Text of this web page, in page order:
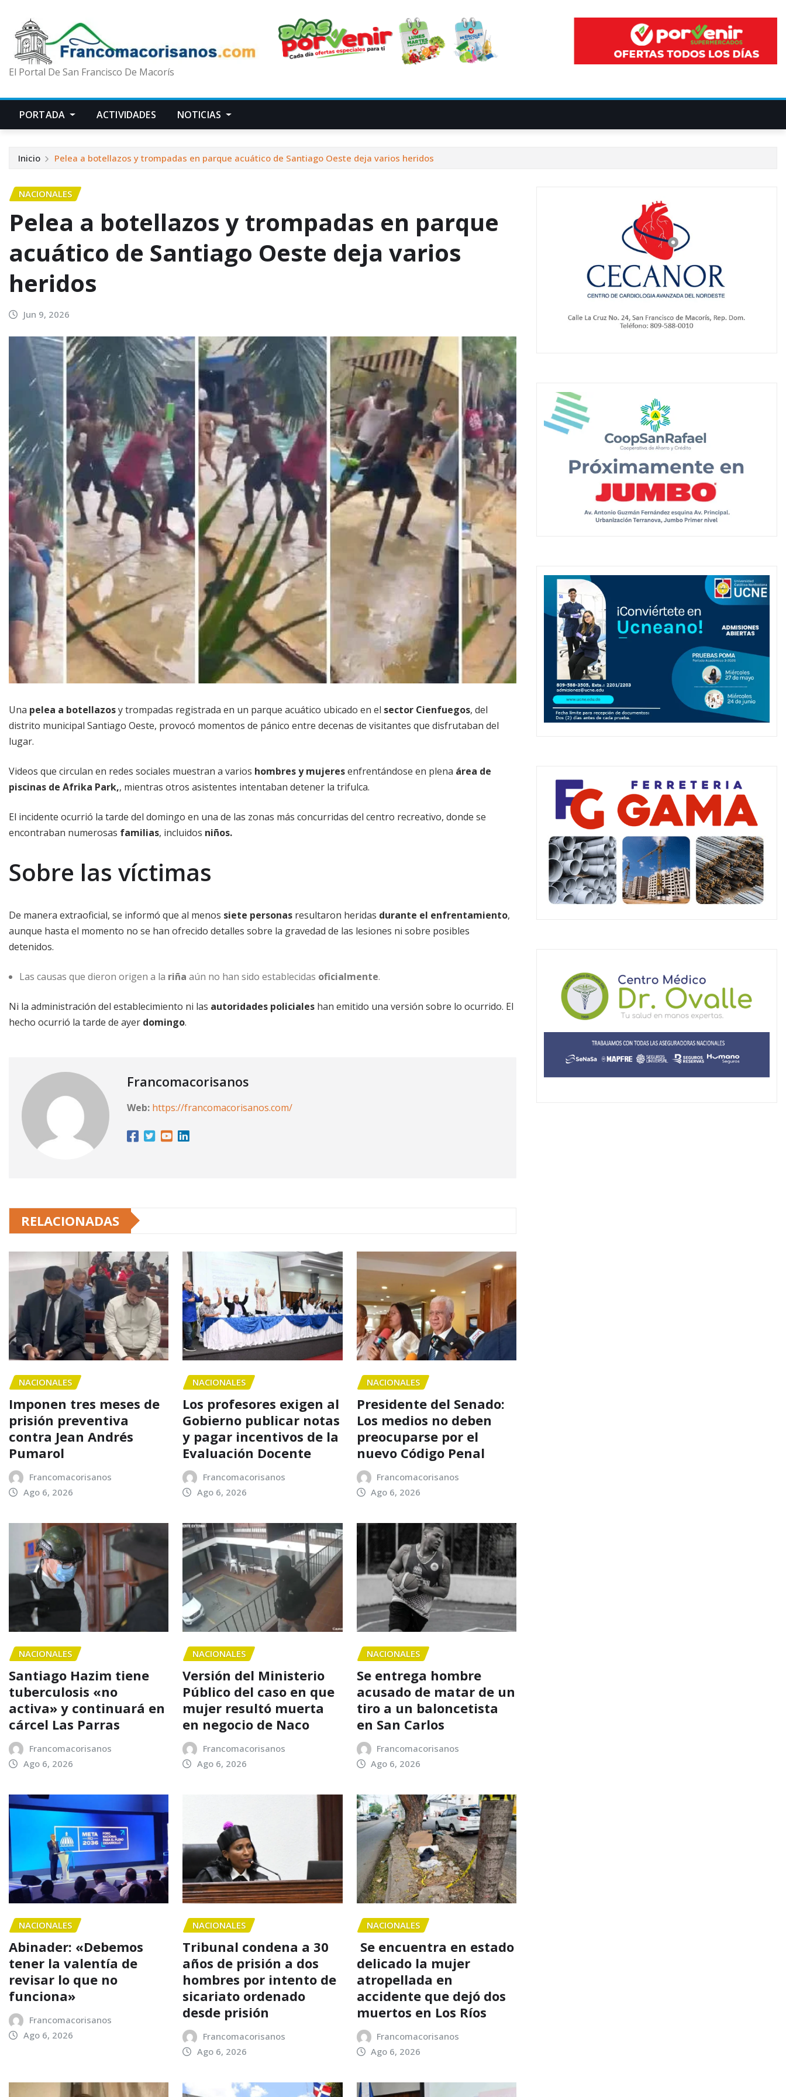
El Portal De San Francisco De Macorís
PORTADA ACTIVIDADES NOTICIAS
Inicio Pelea a botellazos y trompadas en parque acuático de Santiago Oeste deja varios heridos
NACIONALES
Pelea a botellazos y trompadas en parque
acuático de Santiago Oeste deja varios
heridos
Jun 9, 2026
Una pelea a botellazosy trompadas registrada en un parque acuático ubicado en el sector Cienfuegos, del
distrito municipal Santiago Oeste, provocó momentos de pánico entre decenas de visitantes que disfrutaban del
lugar.
Videos que circulan en redes sociales muestran a varios hombres y mujeresenfrentándose en plena área de
piscinas de Afrika Park,, mientras otros asistentes intentaban detener la trifulca.
El incidente ocurrió la tarde del domingo en una de las zonas más concurridas del centro recreativo, donde se
encontraban numerosas familias, incluidos niños.
Sobre las víctimas
De manera extraoficial, se informó que al menos siete personas resultaron heridas durante el enfrentamiento,
aunque hasta el momento no se han ofrecido detalles sobre la gravedad de las lesiones ni sobre posibles
detenidos.
Las causas que dieron origen a la riña aún no han sido establecidas oficialmente.
Ni la administración del establecimiento ni las autoridades policiales han emitido una versión sobre lo ocurrido. El
hecho ocurrió la tarde de ayer domingo.
Francomacorisanos
Web: https://francomacorisanos.com/
RELACIONADAS
NACIONALES
Imponen tres meses de
prisión preventiva
contra Jean Andrés
Pumarol
Francomacorisanos
Ago 6, 2026
NACIONALES
Los profesores exigen al
Gobierno publicar notas
y pagar incentivos de la
Evaluación Docente
Francomacorisanos
Ago 6, 2026
NACIONALES
Presidente del Senado:
Los medios no deben
preocuparse por el
nuevo Código Penal
Francomacorisanos
Ago 6, 2026
NACIONALES
Santiago Hazim tiene
tuberculosis «no
activa» y continuará en
cárcel Las Parras
Francomacorisanos
Ago 6, 2026
NACIONALES
Versión del Ministerio
Público del caso en que
mujer resultó muerta
en negocio de Naco
Francomacorisanos
Ago 6, 2026
NACIONALES
Se entrega hombre
acusado de matar de un
tiro a un baloncetista
en San Carlos
Francomacorisanos
Ago 6, 2026
NACIONALES
Abinader: «Debemos
tener la valentía de
revisar lo que no
funciona»
Francomacorisanos
Ago 6, 2026
NACIONALES
Tribunal condena a 30
años de prisión a dos
hombres por intento de
sicariato ordenado
desde prisión
Francomacorisanos
Ago 6, 2026
NACIONALES
Se encuentra en estado
delicado la mujer
atropellada en
accidente que dejó dos
muertos en Los Ríos
Francomacorisanos
Ago 6, 2026